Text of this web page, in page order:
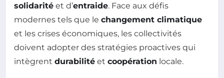
solidarité et d’entraide. Face aux défis
modernes tels que le changement climatique
et les crises économiques, les collectivités
doivent adopter des stratégies proactives qui
intègrent durabilité et coopération locale.